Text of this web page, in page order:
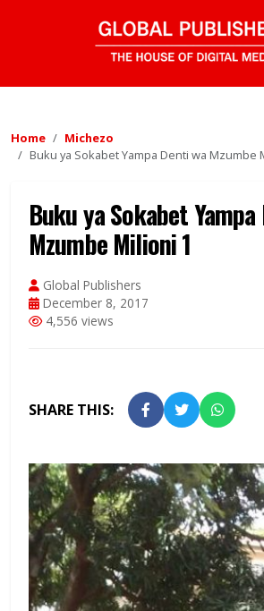
Home
Michezo
Buku ya Sokabet Yampa Denti wa Mzumbe
Buku ya Sokabet
Mzumbe Milioni 1
Global Publishers
December 8, 2017
4,556 views
SHARE THIS: